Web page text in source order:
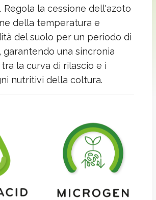
Regola la cessione dell'azoto
della temperatura e
del suolo per un periodo di
garantendo una sincronia
la curva di rilascio e i
nutritivi della coltura.